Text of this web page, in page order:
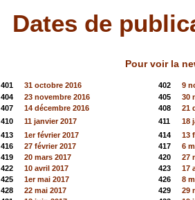
Dates de
Pour voir la
401 31 octobre 2016 402
9
404
23 novembre 2016 405
30
407
14 décembre 2016 408
21
410
11 janvier 2017 411
18
413
1er février 2017 414
13
416
27 février 2017 417
6
419
20 mars 2017 420
27
422
10 avril 2017 423
17
425
1er mai 2017 426
8
428
22 mai 2017 429
29